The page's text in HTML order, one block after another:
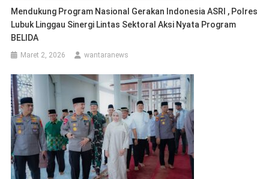
Mendukung Program Nasional Gerakan Indonesia ASRI , Polres
Lubuk Linggau Sinergi Lintas Sektoral Aksi Nyata Program
BELIDA
Maret 2, 2026 wantaranews